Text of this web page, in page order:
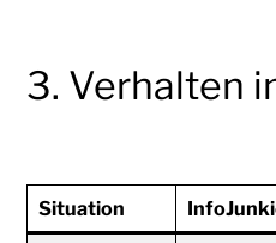
3. Verhalten
Situation